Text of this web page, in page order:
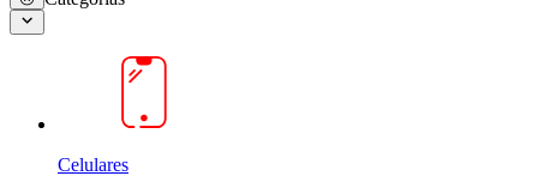
Celulares